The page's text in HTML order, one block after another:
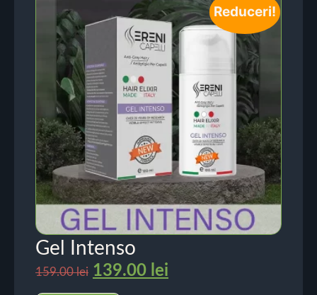
Reduceri!
Gel Intenso
159.00lei 139.00 lei